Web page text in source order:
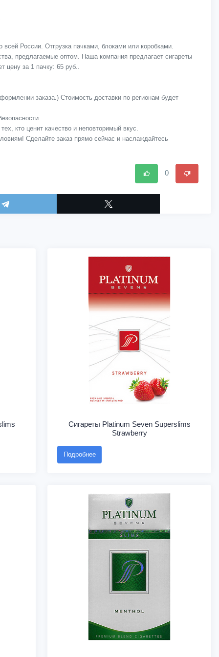
России. Отгрузка пачками, блоками или коробками.
предлагаемые оптом. Наша компания предлагает сигареты
цену за 1 пачку: 65 руб..
заказа.) Стоимость доставки по регионам будет
кто ценит качество и неповторимый вкус.
Сделайте заказ прямо сейчас и наслаждайтесь
0
Сигареты Platinum Seven Superslims
Strawberry
Подробнее